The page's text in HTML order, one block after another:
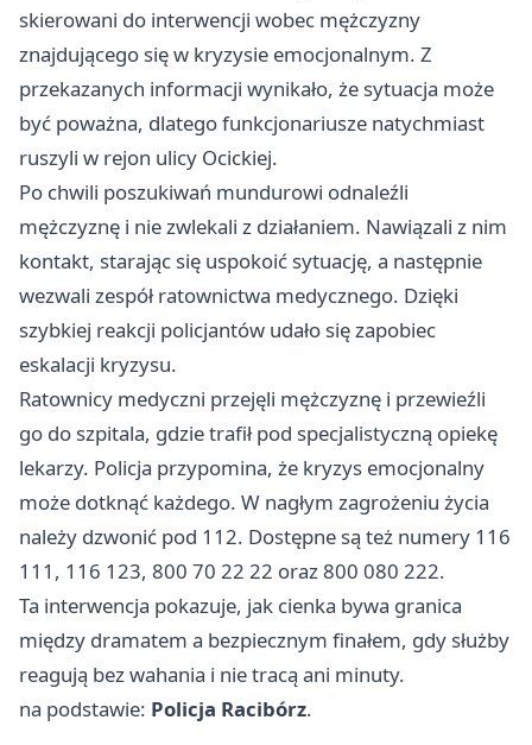
skierowani do interwencji wobec mężczyzny
znajdującego się w kryzysie emocjonalnym. Z
przekazanych informacji wynikało, że sytuacja może
być poważna, dlatego funkcjonariusze natychmiast
ruszyli w rejon ulicy Ocickiej.
Po chwili poszukiwań mundurowi odnaleźli
mężczyznę i nie zwlekali z działaniem. Nawiązali z nim
kontakt, starając się uspokoić sytuację, a następnie
wezwali zespół ratownictwa medycznego. Dzięki
szybkiej reakcji policjantów udało się zapobiec
eskalacji kryzysu.
Ratownicy medyczni przejęli mężczyznę i przewieźli
go do szpitala, gdzie trafił pod specjalistyczną opiekę
lekarzy. Policja przypomina, że kryzys emocjonalny
może dotknąć każdego. W nagłym zagrożeniu życia
należy dzwonić pod 112. Dostępne są też numery 116
111, 116 123, 800 70 22 22 oraz 800 080 222.
Ta interwencja pokazuje, jak cienka bywa granica
między dramatem a bezpiecznym finałem, gdy służby
reagują bez wahania i nie tracą ani minuty.
na podstawie: Policja Racibórz.